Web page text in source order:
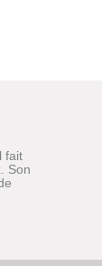
fait
Son